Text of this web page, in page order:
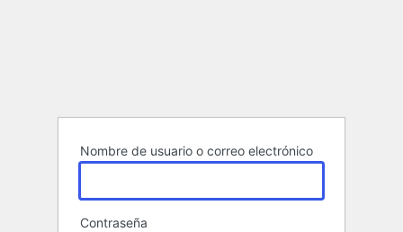
Nombre de usuario o correo electrónico
Contraseña